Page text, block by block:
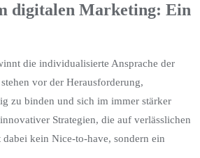
digitalen Marketing: Ein
die individualisierte Ansprache der
vor der Herausforderung,
zu binden und sich im immer stärker
Strategien, die auf verlässlichen
kein Nice-to-have, sondern ein